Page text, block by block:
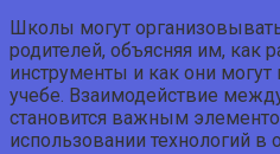
Школы могут
родителей, объясняя им, как
инструменты и как они
учебе. Взаимодействие
становится важным
использовании технологий в